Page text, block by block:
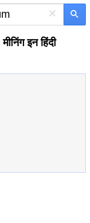
×
मीनिंग इन हिंदी